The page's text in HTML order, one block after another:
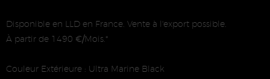
Disponible en LLD en France. Vente à l'export possible.
À partir de 1490 €/Mois.*
Couleur Extérieure : Ultra Marine Black